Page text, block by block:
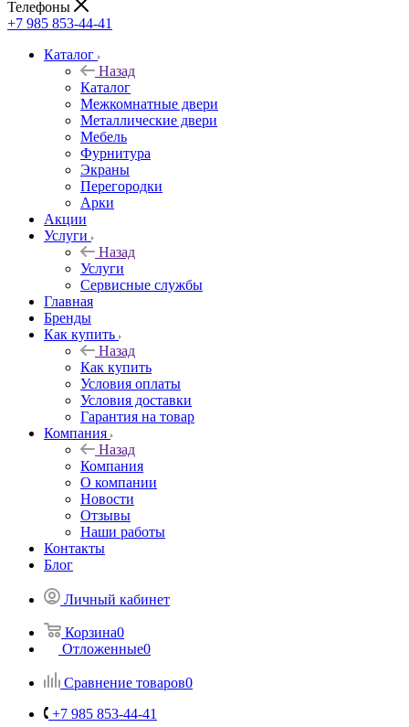
Телефоны
+7 985 853-44-41
Каталог
Назад
Каталог
Межкомнатные двери
Металлические двери
Мебель
Фурнитура
Экраны
Перегородки
Арки
Акции
Услуги
Назад
Услуги
Сервисные службы
Главная
Бренды
Как купить
Назад
Как купить
Условия оплаты
Условия доставки
Гарантия на товар
Компания
Назад
Компания
О компании
Новости
Отзывы
Наши работы
Контакты
Блог
Личный кабинет
Корзина0
Отложенные0
Сравнение товаров0
+7 985 853-44-41